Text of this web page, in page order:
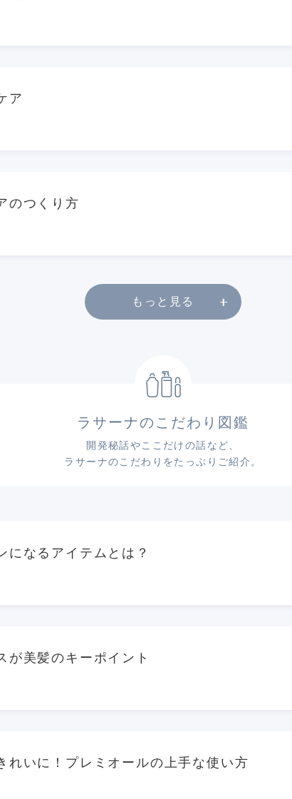
ア
のつくり方
もっと見る
ラサーナのこだわり図鑑
開発秘話やここだけの話など、
ラサーナのこだわりをたっぷりご紹介。
になるアイテムとは？
が美髪のキーポイント
れいに！プレミオールの上手な使い方